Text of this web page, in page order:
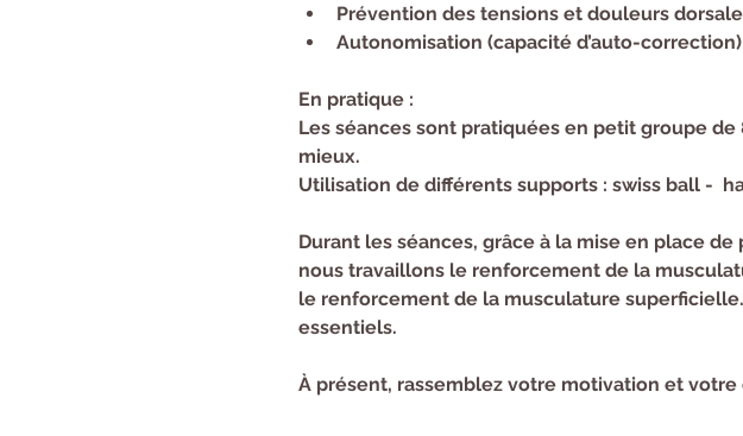
Prévention des tensions et douleurs
Autonomisation (capacité d’auto-correction)
En pratique :
Les séances sont pratiquées en petit groupe
mieux.
Utilisation de différents supports : swiss ball -
Durant les séances, grâce à la mise en place
nous travaillons le renforcement de la
le renforcement de la musculature
essentiels.
À présent, rassemblez votre motivation et